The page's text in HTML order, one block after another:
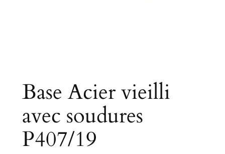
Base Acier vieilli
avec soudures
P407/19